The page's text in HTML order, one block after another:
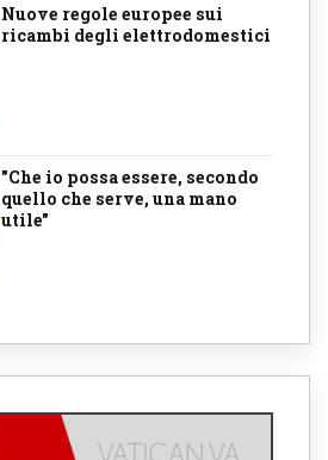
Nuove regole europee sui
ricambi degli elettrodomestici
"Che io possa essere, secondo
quello che serve, una mano
utile"